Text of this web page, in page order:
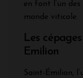
en font l’un
monde viticole.
Les
Emilion
Saint-Émilion,